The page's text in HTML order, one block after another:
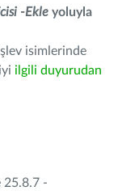
-Ekle yoluyla
isimlerinde
ilgili duyurudan
25.8.7 -